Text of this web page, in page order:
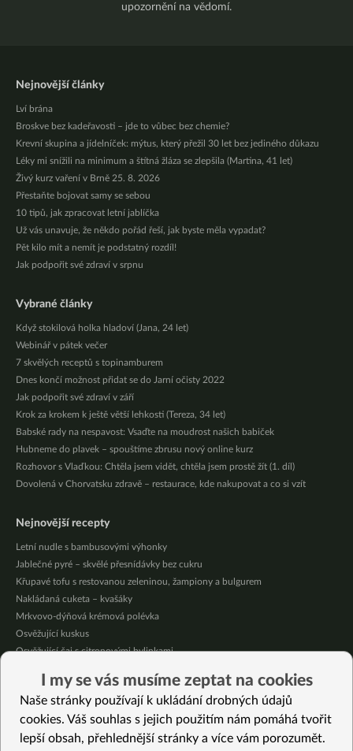
upozornění na vědomí.
Nejnovější články
Lví brána
Broskve bez kadeřavosti – jde to vůbec bez chemie?
Krevní skupina a jídelníček: mýtus, který přežil 30 let bez jediného důkazu
Léky mi snížili na minimum a štítná žláza se zlepšila (Martina, 41 let)
Živý kurz vaření v Brně 25. 8. 2026
Přestaňte bojovat samy se sebou
10 tipů, jak zpracovat letní jablíčka
Už vás unavuje, že někdo pořád řeší, jak byste měla vypadat?
Pět kilo mít a nemít je podstatný rozdíl!
Jak podpořit své zdraví v srpnu
Vybrané články
Když stokilová holka hladoví (Jana, 24 let)
Webinář v pátek večer
7 skvělých receptů s topinamburem
Dnes končí možnost přidat se do Jarní očisty 2022
Jak podpořit své zdraví v září
Krok za krokem k ještě větší lehkosti (Tereza, 34 let)
Babské rady na nespavost: Vsaďte na moudrost našich babiček
Hubneme do plavek – spouštíme zbrusu nový online kurz
Rozhovor s Vlaďkou: Chtěla jsem vidět, chtěla jsem prostě žít (1. díl)
Dovolená v Chorvatsku zdravě – restaurace, kde nakupovat a co si vzít
Nejnovější recepty
Letní nudle s bambusovými výhonky
Jablečné pyré – skvělé přesnídávky bez cukru
Křupavé tofu s restovanou zeleninou, žampiony a bulgurem
Nakládaná cuketa – kvašáky
Mrkvovo-dýňová krémová polévka
Osvěžující kuskus
Osvěžující čaj s citronovými bylinkami
Čokoládové muffiny s mangovým krémem
Meruňky a jablka v citrónovém želé
Vybrané recepty
I my se vás musíme zeptat na cookies
Naše stránky používají k ukládání drobných údajů
cookies. Váš souhlas s jejich použitím nám pomáhá tvořit
lepší obsah, přehlednější stránky a více vám porozumět.